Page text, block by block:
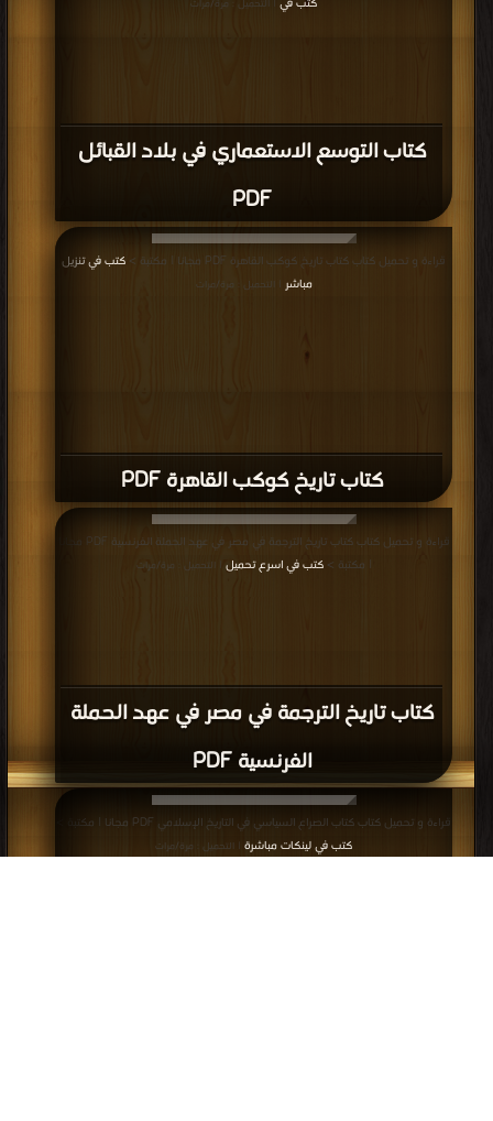
كتاب تاريخ كوكب القاهرة PDF
مباشر| التحميل : مرة/مرات
الفرنسية PDF
قراءة و تحميل كتاب كتاب تاريخ الترجمة في مصر في عهد الحملة الفرنسية PDF مجانا
كتب في اسرع تحميل| التحميل : مرة/مرات
كتاب الصراع السياسي في التاريخ الإسلامي
PDF
قراءة و تحميل كتاب كتاب الصراع السياسي في التاريخ الإسلامي PDF مجانا | مكتبة >
كتب في لينكات مباشرة| التحميل : مرة/مرات
قراءة و تحميل كتاب كتاب الخال والإخوان PDF مجانا | مكتبة > كتب في تحميل
التحميل : مرة/مرات